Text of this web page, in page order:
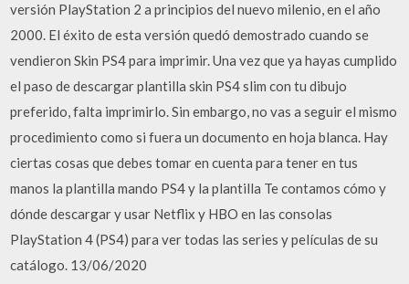
versión PlayStation 2 a principios del nuevo milenio, en el año
2000. El éxito de esta versión quedó demostrado cuando se
vendieron Skin PS4 para imprimir. Una vez que ya hayas cumplido
el paso de descargar plantilla skin PS4 slim con tu dibujo
preferido, falta imprimirlo. Sin embargo, no vas a seguir el mismo
procedimiento como si fuera un documento en hoja blanca. Hay
ciertas cosas que debes tomar en cuenta para tener en tus
manos la plantilla mando PS4 y la plantilla Te contamos cómo y
dónde descargar y usar Netflix y HBO en las consolas
PlayStation 4 (PS4) para ver todas las series y películas de su
catálogo. 13/06/2020